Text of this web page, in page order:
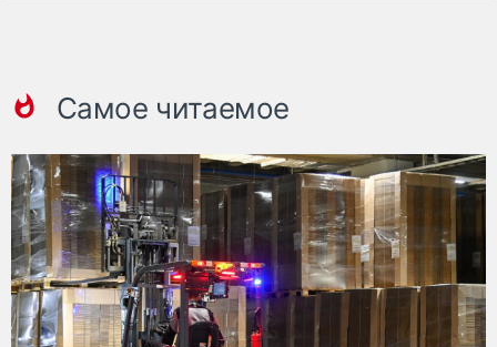
Самое читаемое